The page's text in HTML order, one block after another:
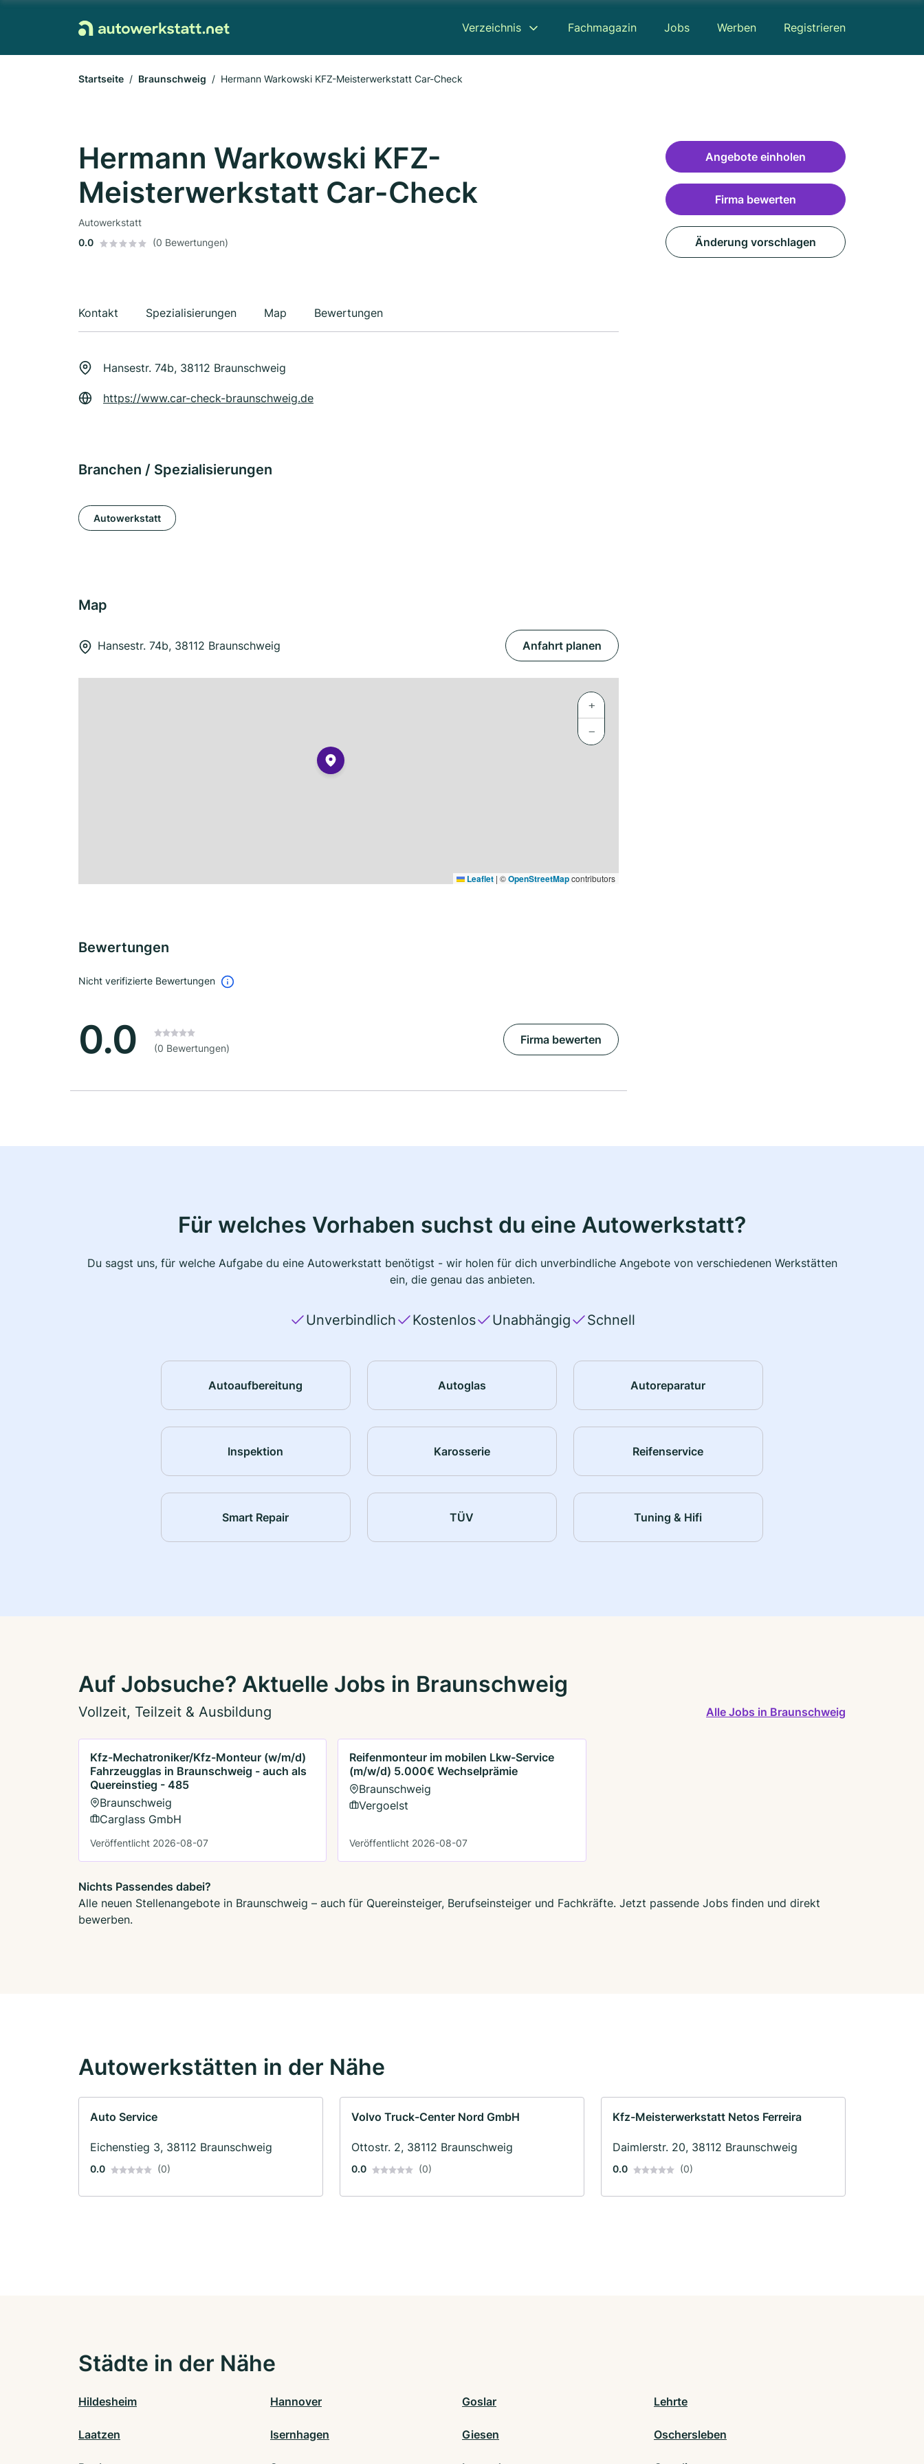
Verzeichnis Fachmagazin Jobs Werben Registrieren
Startseite Braunschweig Hermann Warkowski KFZ-Meisterwerkstatt Car-Check
Hermann Warkowski KFZ-
Meisterwerkstatt Car-Check
Autowerkstatt
0.0
(0 Bewertungen)
Kontakt Spezialisierungen Map Bewertungen
Hansestr. 74b, 38112 Braunschweig
https://www.car-check-braunschweig.de
Branchen / Spezialisierungen
Autowerkstatt
Map
Hansestr. 74b, 38112 Braunschweig Anfahrt planen
+
−
Leaflet | ©OpenStreetMapcontributors
Bewertungen
Nicht verifizierte Bewertungen
0.0 (0 Bewertungen)
Firma bewerten
Angebote einholen
Firma bewerten
Änderung vorschlagen
Für welches Vorhaben suchst du eine Autowerkstatt?
Du sagst uns, für welche Aufgabe du eine Autowerkstatt benötigst - wir holen für dich unverbindliche Angebote von verschiedenen Werkstätten
ein, die genau das anbieten.
Unverbindlich Kostenlos Unabhängig Schnell
Autoaufbereitung Autoglas Autoreparatur
Inspektion Karosserie Reifenservice
Smart Repair TÜV Tuning & Hifi
Auf Jobsuche? Aktuelle Jobs in Braunschweig
Vollzeit, Teilzeit & Ausbildung Alle Jobs in Braunschweig
Kfz-Mechatroniker/Kfz-Monteur (w/m/d)
Fahrzeugglas in Braunschweig - auch als
Quereinstieg - 485
Braunschweig
Carglass GmbH
Veröffentlicht 2026-08-07
Reifenmonteur im mobilen Lkw-Service
(m/w/d) 5.000€ Wechselprämie
Braunschweig
Vergoelst
Veröffentlicht 2026-08-07
Nichts Passendes dabei?
Alle neuen Stellenangebote in Braunschweig – auch für Quereinsteiger, Berufseinsteiger und Fachkräfte. Jetzt passende Jobs finden und direkt
bewerben.
Autowerkstätten in der Nähe
Auto Service
Eichenstieg 3, 38112 Braunschweig
0.0 (0)
Volvo Truck-Center Nord GmbH
Ottostr. 2, 38112 Braunschweig
0.0 (0)
Kfz-Meisterwerkstatt Netos Ferreira
Daimlerstr. 20, 38112 Braunschweig
0.0 (0)
Städte in der Nähe
Hildesheim Hannover Goslar Lehrte
Laatzen Isernhagen Giesen Oschersleben